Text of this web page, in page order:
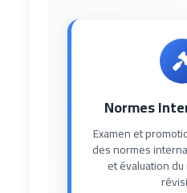
Normes
Examen et
des normes
et évaluation